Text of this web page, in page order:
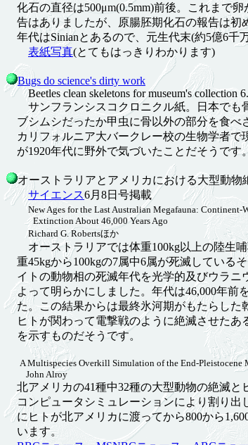
化石の直径は500μm(0.5mm)前後。これまで
告はありましたが、原腸胚期化石の報告は初
年代はSinianとあるので、元生代末(約5億6千
表紙写真(とてもはっきりわかります)
Bugs do science's dirty work
Beetles clean skeletons for museum's collection
サンフランシスコクロニクル紙。日本でも
ブシムシだったか甲虫に骨以外の部分を食べ
カリフォルニア大バークレー校の生物学者で
が1920年代に野外で気づいたことだそうです
オーストラリアとアメリカにおける大型動物
サイエンス6月8日号掲載
New Ages for the Last Australian Megafauna: Continent-
Extinction About 46,000 Years Ago
Richard G. Robertsほか
オーストラリアでは体重100kg以上の陸生哺
重45kgから100kgの7属中6属が死滅している
イトの動物相の死滅年代を光学的及びウラニ
よって明らかにしました。年代は46,000年前
た。この結果からは最終氷河期がもたらした
ヒトが関わって電撃戦のように絶滅させたあ
を示すものだそうです。
A Multispecies Overkill Simulation of the End-Pleistocene
John Alroy
北アメリカの41種中32種の大型動物の絶滅と
コンピュータシミュレーションにより割り出
にヒトが北アメリカに渡ってから800から
います。